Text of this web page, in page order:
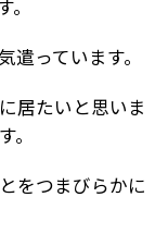
っています。
居たいと思いま
をつまびらかに